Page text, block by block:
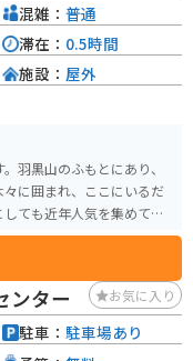
羽黒山のふもとにあり、
に囲まれ、ここにいるだ
ても近年人気を集めてい
す。
混雑： 普通
滞在： 0.5時間
施設： 屋外
ンター お気に入り
駐車： 駐車場あり